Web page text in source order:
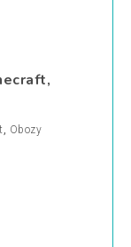
, Obozy